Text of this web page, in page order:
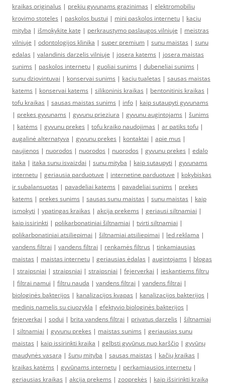
kraikas originalus | prekiu gyvunams grazinimas | elektromobiliu
krovimo stoteles | paskolos bustui | mini paskolos internetu | kaciu
mityba | išmokykite katę | perkraustymo paslaugos vilniuje | meistras
vilniuje | odontologijos klinika | super premium | sunu maistas | sunu
edalas | valandinis darzelis vilniuje | josera katems | josera maistas
sunims | paskolos internetu | guoliai sunims | dubeneliai sunims |
sunu dziovintuvai | konservai sunims | kaciu tualetas | sausas maistas
katems | konservai katems | silikoninis kraikas | bentonitinis kraikas |
tofu kraikas | sausas maistas sunims | info | kaip sutaupyti gyvunams
| prekes gyvunams | gyvunu prieziura | gyvunu augintojams | šunims
| katėms | gyvunu prekes | tofu kraiko naudojimas | ar patiks tofu |
augalinė alternatyva | gyvunu prekes | kontaktai | apie mus |
naujienos | nuorodos | nuorodos | nuorodos | gyvunu prekes | edalo
itaka | itaka sunu isvaizdai | sunu mityba | kaip sutaupyti | gyvunams
internetu | geriausia parduotuve | internetine parduotuve | kokybiskas
ir subalansuotas | pavadeliai katems | pavadeliai sunims | prekes
katems | prekes sunims | sausas sunu maistas | sunu maistas | kaip
ismokyti | ypatingas kraikas | akcija prekems | geriausi siltnamiai |
kaip issirinkti | polikarbonatiniai šiltnamiai | tvirti siltnamiai |
polikarbonatiniai atsiliepimai | šiltnamiai atsiliepimai | led reklama |
vandens filtrai | vandens filtrai | renkamės filtrus | tinkamiausias
maistas | maistas internetu | geriausias ėdalas | augintojams | blogas
| straipsniai | straipsniai | straipsniai | fejerverkai | ieskantiems filtru
| filtrai namui | filtru nauda | vandens filtrai | vandens filtrai |
biologinės bakterijos | kanalizacijos kvapas | kanalizacijos bakterijos |
medinis namelis su ciuozykla | efektyvio biologinės bakterijos |
fejerverkai | sodui | brita vandens filtrai | privatus darzelis | šiltnamiai
| siltnamiai | gyvunu prekes | maistas sunims | geriausias sunu
maistas | kaip issirinkti kraika | gelbsti gyvūnus nuo karščio | gyvūnų
maudynės vasarą | šunų mityba | sausas maistas | kačių kraikas |
kraikas katėms | gyvūnams internetu | perkamiausios internetu |
geriausias kraikas | akcija prekems | zooprekės | kaip išsirinkti kraiką